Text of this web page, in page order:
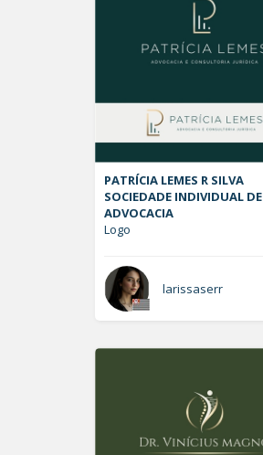
PATRÍCIA LEMES R SILVA
SOCIEDADE INDIVIDUAL DE
ADVOCACIA
Logo
larissaserr